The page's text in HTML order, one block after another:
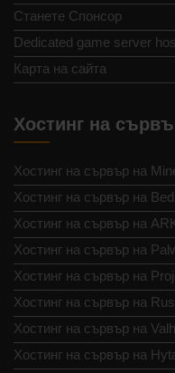
Станете Спонсор
Dedicated game server
Карта на сайта
Хостинг на
Хостинг на сървър на
Хостинг на сървър на
Хостинг на сървър на
Хостинг на сървър на
Хостинг на сървър на
Хостинг на сървър на
Хостинг на сървър на
Хостинг на сървър на